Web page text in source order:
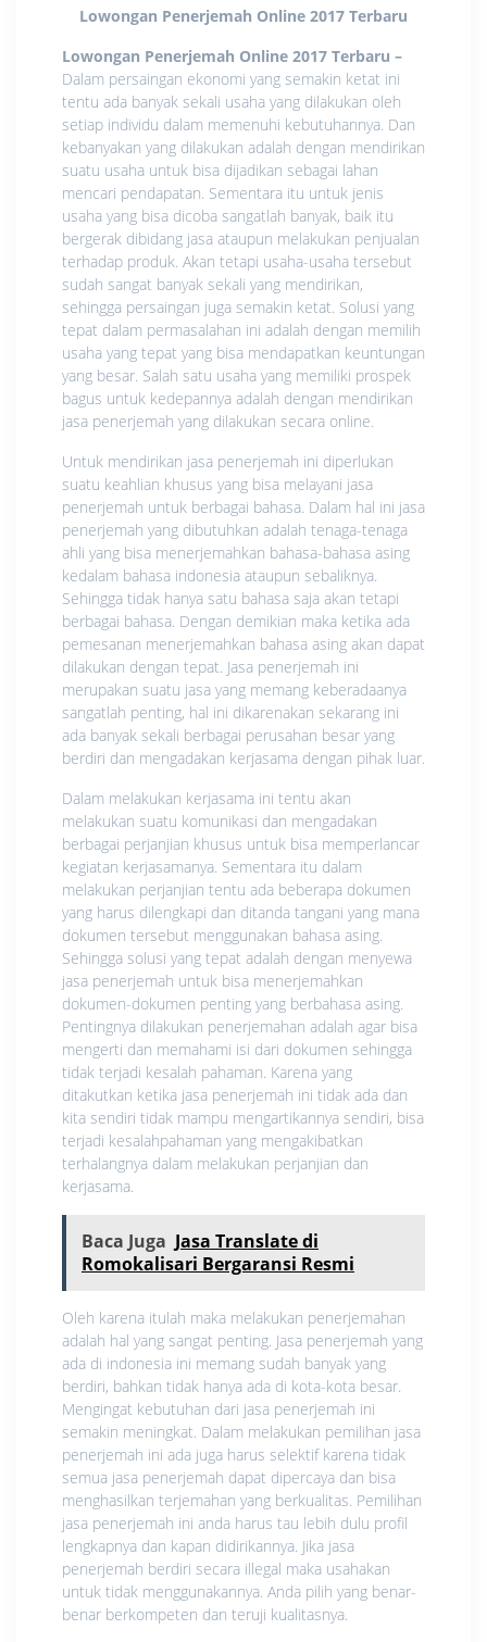
Lowongan Penerjemah Online 2017 Terbaru
Lowongan Penerjemah Online 2017 Terbaru –
Dalam persaingan ekonomi yang semakin ketat ini
tentu ada banyak sekali usaha yang dilakukan oleh
setiap individu dalam memenuhi kebutuhannya. Dan
kebanyakan yang dilakukan adalah dengan mendirikan
suatu usaha untuk bisa dijadikan sebagai lahan
mencari pendapatan. Sementara itu untuk jenis
usaha yang bisa dicoba sangatlah banyak, baik itu
bergerak dibidang jasa ataupun melakukan penjualan
terhadap produk. Akan tetapi usaha-usaha tersebut
sudah sangat banyak sekali yang mendirikan,
sehingga persaingan juga semakin ketat. Solusi yang
tepat dalam permasalahan ini adalah dengan memilih
usaha yang tepat yang bisa mendapatkan keuntungan
yang besar. Salah satu usaha yang memiliki prospek
bagus untuk kedepannya adalah dengan mendirikan
jasa penerjemah yang dilakukan secara online.
Untuk mendirikan jasa penerjemah ini diperlukan
suatu keahlian khusus yang bisa melayani jasa
penerjemah untuk berbagai bahasa. Dalam hal ini jasa
penerjemah yang dibutuhkan adalah tenaga-tenaga
ahli yang bisa menerjemahkan bahasa-bahasa asing
kedalam bahasa indonesia ataupun sebaliknya.
Sehingga tidak hanya satu bahasa saja akan tetapi
berbagai bahasa. Dengan demikian maka ketika ada
pemesanan menerjemahkan bahasa asing akan dapat
dilakukan dengan tepat. Jasa penerjemah ini
merupakan suatu jasa yang memang keberadaanya
sangatlah penting, hal ini dikarenakan sekarang ini
ada banyak sekali berbagai perusahan besar yang
berdiri dan mengadakan kerjasama dengan pihak luar.
Dalam melakukan kerjasama ini tentu akan
melakukan suatu komunikasi dan mengadakan
berbagai perjanjian khusus untuk bisa memperlancar
kegiatan kerjasamanya. Sementara itu dalam
melakukan perjanjian tentu ada beberapa dokumen
yang harus dilengkapi dan ditanda tangani yang mana
dokumen tersebut menggunakan bahasa asing.
Sehingga solusi yang tepat adalah dengan menyewa
jasa penerjemah untuk bisa menerjemahkan
dokumen-dokumen penting yang berbahasa asing.
Pentingnya dilakukan penerjemahan adalah agar bisa
mengerti dan memahami isi dari dokumen sehingga
tidak terjadi kesalah pahaman. Karena yang
ditakutkan ketika jasa penerjemah ini tidak ada dan
kita sendiri tidak mampu mengartikannya sendiri, bisa
terjadi kesalahpahaman yang mengakibatkan
terhalangnya dalam melakukan perjanjian dan
kerjasama.
Baca Juga Jasa Translate di
Romokalisari Bergaransi Resmi
Oleh karena itulah maka melakukan penerjemahan
adalah hal yang sangat penting. Jasa penerjemah yang
ada di indonesia ini memang sudah banyak yang
berdiri, bahkan tidak hanya ada di kota-kota besar.
Mengingat kebutuhan dari jasa penerjemah ini
semakin meningkat. Dalam melakukan pemilihan jasa
penerjemah ini ada juga harus selektif karena tidak
semua jasa penerjemah dapat dipercaya dan bisa
menghasilkan terjemahan yang berkualitas. Pemilihan
jasa penerjemah ini anda harus tau lebih dulu profil
lengkapnya dan kapan didirikannya. Jika jasa
penerjemah berdiri secara illegal maka usahakan
untuk tidak menggunakannya. Anda pilih yang benar-
benar berkompeten dan teruji kualitasnya.